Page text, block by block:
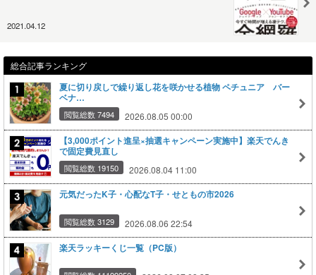
2021.04.12
総合記事ランキング
夏に切り戻しで繰り返し花を咲かせる植物 ペチュニア バー
ベナ…
閲覧総数 7494 2026.08.05 00:00
【3,000ポイント進呈×抽選キャンペーン実施中】楽天でんき
で固定費見直し
閲覧総数 19150 2026.08.04 11:00
元気だったK子・心配なT子・せともの市2026
閲覧総数 3129 2026.08.06 22:54
楽天ラッキーくじ一覧（PC版）